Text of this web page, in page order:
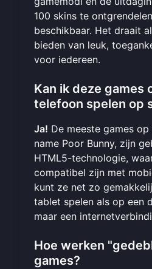
100 skins te
beschikbaar. Het draait
bieden van leuk,
voor iedereen.
Kan ik deze games
telefoon spelen op
Ja! De meeste games
name Poor Bunny, zijn
HTML5-technologie,
compatibel zijn met
kunt ze net zo
tablet spelen als op een
maar een
Hoe werken
games?